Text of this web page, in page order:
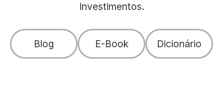
Investimentos.
Blog E-Book Dicionário